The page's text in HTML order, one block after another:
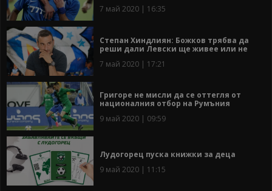
7 май 2020 | 16:35
Степан Хиндлиян: Божков трябва да
реши дали Левски ще живее или не
7 май 2020 | 17:21
Григоре не мисли да се оттегля от
националния отбор на Румъния
9 май 2020 | 09:59
Лудогорец пуска книжки за деца
9 май 2020 | 11:15